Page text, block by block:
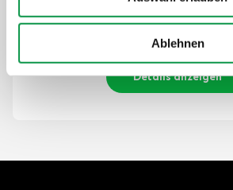
Ablehnen
Der Preis ist inkl. MwSt.
Auf Lager
Details anzeigen